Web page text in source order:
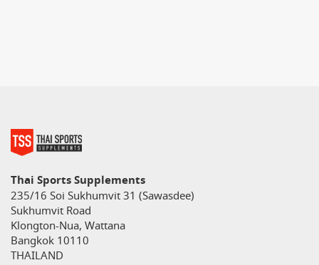
Thai Sports Supplements
235/16 Soi Sukhumvit 31 (Sawasdee)
Sukhumvit Road
Klongton-Nua, Wattana
Bangkok 10110
THAILAND